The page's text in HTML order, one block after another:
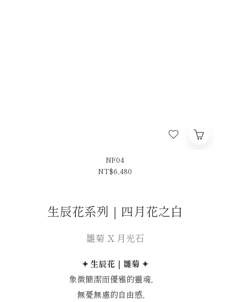
NF04
NT$6,480
生辰花系列｜四月花之白
雛菊 X 月光石
✦ 生辰花｜雛菊 ✦
象徵簡潔而優雅的靈魂，
無憂無慮的自由感，